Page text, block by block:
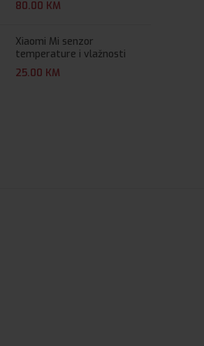
80.00 KM
Xiaomi Mi senzor
temperature i vlažnosti
25.00 KM